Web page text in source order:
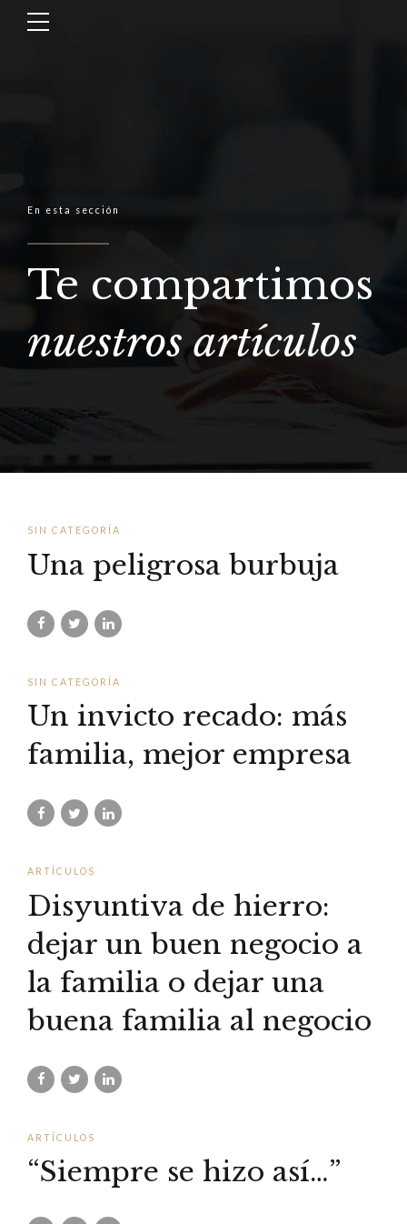
En esta sección
Te compartimos
nuestros artículos
SIN CATEGORÍA
Una peligrosa burbuja
SIN CATEGORÍA
Un invicto recado: más
familia, mejor empresa
ARTÍCULOS
Disyuntiva de hierro:
dejar un buen negocio a
la familia o dejar una
buena familia al negocio
ARTÍCULOS
“Siempre se hizo así…”